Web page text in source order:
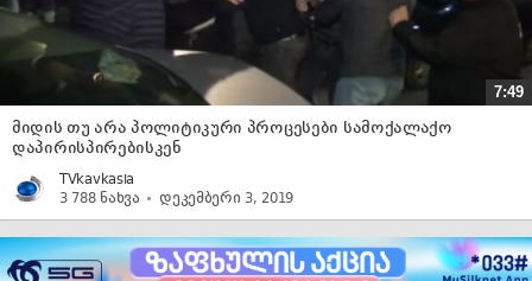
7:49
მიდის თუ არა პოლიტიკური პროცესები სამოქალაქო
დაპირისპირებისკენ
TVkavkasia
3 788 ნახვა
დეკემბერი 3, 2019